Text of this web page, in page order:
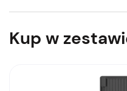
Kup w